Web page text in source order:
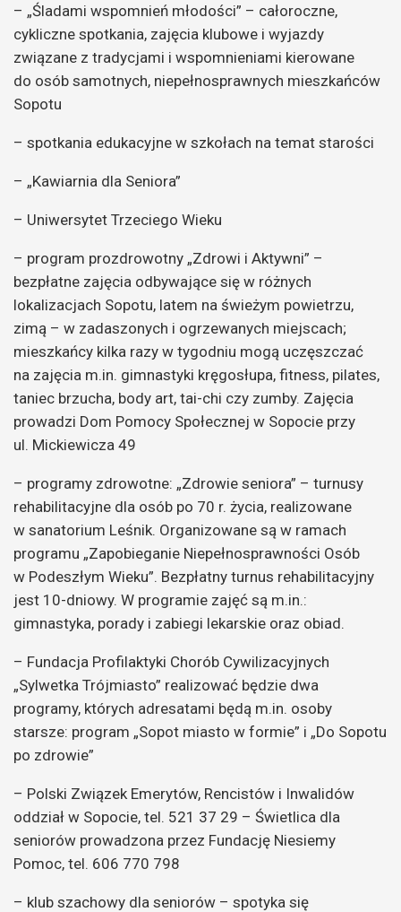
– „Śladami wspomnień młodości” – całoroczne,
cykliczne spotkania, zajęcia klubowe i wyjazdy
związane z tradycjami i wspomnieniami kierowane
do osób samotnych, niepełnosprawnych mieszkańców
Sopotu
– spotkania edukacyjne w szkołach na temat starości
– „Kawiarnia dla Seniora”
– Uniwersytet Trzeciego Wieku
– program prozdrowotny „Zdrowi i Aktywni” –
bezpłatne zajęcia odbywające się w różnych
lokalizacjach Sopotu, latem na świeżym powietrzu,
zimą – w zadaszonych i ogrzewanych miejscach;
mieszkańcy kilka razy w tygodniu mogą uczęszczać
na zajęcia m.in. gimnastyki kręgosłupa, fitness, pilates,
taniec brzucha, body art, tai-chi czy zumby. Zajęcia
prowadzi Dom Pomocy Społecznej w Sopocie przy
ul. Mickiewicza 49
– programy zdrowotne: „Zdrowie seniora” – turnusy
rehabilitacyjne dla osób po 70 r. życia, realizowane
w sanatorium Leśnik. Organizowane są w ramach
programu „Zapobieganie Niepełnosprawności Osób
w Podeszłym Wieku”. Bezpłatny turnus rehabilitacyjny
jest 10-dniowy. W programie zajęć są m.in.:
gimnastyka, porady i zabiegi lekarskie oraz obiad.
– Fundacja Profilaktyki Chorób Cywilizacyjnych
„Sylwetka Trójmiasto” realizować będzie dwa
programy, których adresatami będą m.in. osoby
starsze: program „Sopot miasto w formie” i „Do Sopotu
po zdrowie”
– Polski Związek Emerytów, Rencistów i Inwalidów
oddział w Sopocie, tel. 521 37 29 – Świetlica dla
seniorów prowadzona przez Fundację Niesiemy
Pomoc, tel. 606 770 798
– klub szachowy dla seniorów – spotyka się